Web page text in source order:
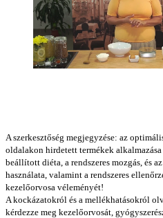
A szerkesztőség megjegyzése: az
oldalakon hirdetett termékek
beállított diéta, a rendszeres mozgás, és
használata, valamint a rendszeres
kezelőorvosa véleményét!
A kockázatokról és a mellékhatásokról
kérdezze meg kezelőorvosát,